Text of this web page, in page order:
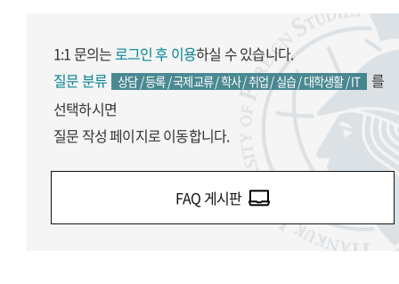
1:1 문의는로그인 후 이용하실 수 있습니다.
질문 분류
상담 / 등록 / 국제교류 / 학사 / 취업 / 실습 / 대학생활 / IT
를
선택하시면
질문 작성 페이지로 이동합니다.
FAQ 게시판